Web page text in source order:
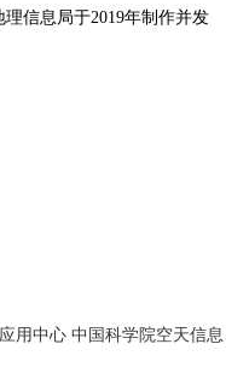
信息局于2019年制作并发
用中心 中国科学院空天信息